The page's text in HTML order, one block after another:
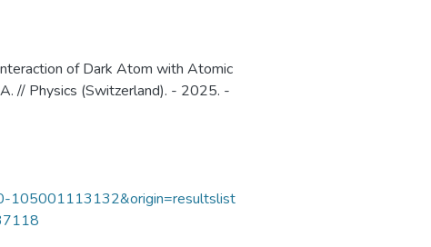
of Dark Atom with Atomic
// Physics (Switzerland). - 2025. -
105001113132&origin=resultslist